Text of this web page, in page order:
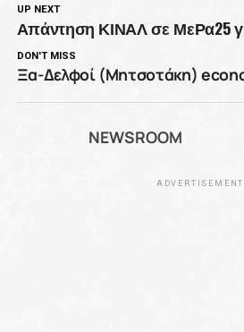
UP NEXT
Απάντηση ΚΙΝΑΛ σε ΜεΡα25
DON'T MISS
Ξα-Δελφοί (Μητσοτάκη)
NEWSROOM
ADVERTISEMENT